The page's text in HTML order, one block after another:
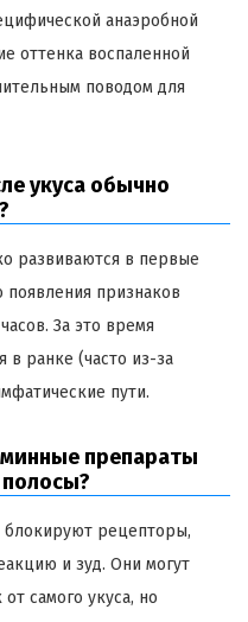
анаэробной
оттенка воспаленной
поводом для
укуса обычно
развиваются в первые
появления признаков
За это время
в ранке (часто из-за
пути.
препараты
блокируют рецепторы,
и зуд. Они могут
самого укуса, но